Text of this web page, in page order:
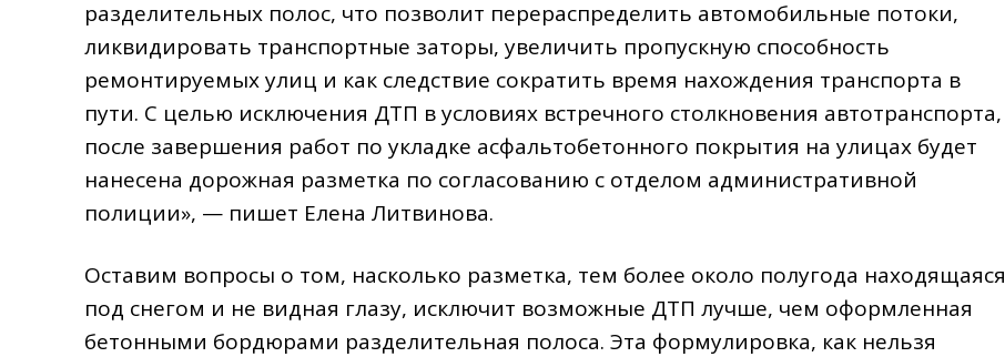
разделительных полос, что позволит перераспределить автомобильные потоки,
ликвидировать транспортные заторы, увеличить пропускную способность
ремонтируемых улиц и как следствие сократить время нахождения транспорта в
пути. С целью исключения ДТП в условиях встречного столкновения автотранспорта,
после завершения работ по укладке асфальтобетонного покрытия на улицах будет
нанесена дорожная разметка по согласованию с отделом административной
полиции», — пишет Елена Литвинова.
Оставим вопросы о том, насколько разметка, тем более около полугода находящаяся
под снегом и не видная глазу, исключит возможные ДТП лучше, чем оформленная
бетонными бордюрами разделительная полоса. Эта формулировка, как нельзя